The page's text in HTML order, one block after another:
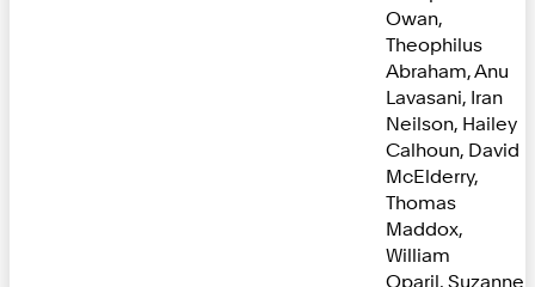
Owan,
Theophilus
Abraham, Anu
Lavasani, Iran
Neilson, Hailey
Calhoun, David
McElderry,
Thomas
Maddox,
William
Oparil, Suzanne